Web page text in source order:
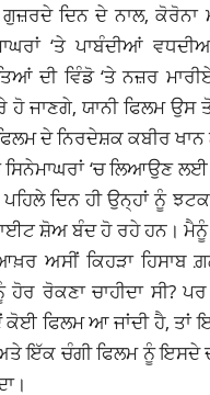
ਗੁਜ਼ਰਦੇ ਦਿਨ ਦੇ ਨਾਲ, ਕੋਰੋਨਾ
‘ਤੇ ਪਾਬੰਦੀਆਂ
ਦੀ ਵਿੰਡੋ ‘ਤੇ ਨਜ਼ਰ
ਜਾਣਗੇ, ਯਾਨੀ ਫਿਲਮ ਉਸ ਤੋਂ
ਦੇ ਨਿਰਦੇਸ਼ਕ ਕਬੀਰ ਖਾਨ
‘ਚ ਲਿਆਉਣ ਲਈ
ਪਹਿਲੇ ਦਿਨ ਹੀ ਉਨ੍ਹਾਂ ਨੂੰ
ਸ਼ੋਅ ਬੰਦ ਹੋ ਰਹੇ ਹਨ।
ਅਸੀਂ ਕਿਹੜਾ ਹਿਸਾਬ
ਰੋਕਣਾ ਚਾਹੀਦਾ ਸੀ?
ਫਿਲਮ ਆ ਜਾਂਦੀ ਹੈ, ਤਾਂ
ਅਤੇ ਇੱਕ ਚੰਗੀ ਫਿਲਮ ਨੂੰ